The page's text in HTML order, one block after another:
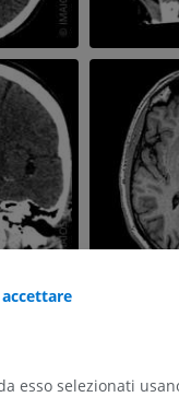
esso selezionati